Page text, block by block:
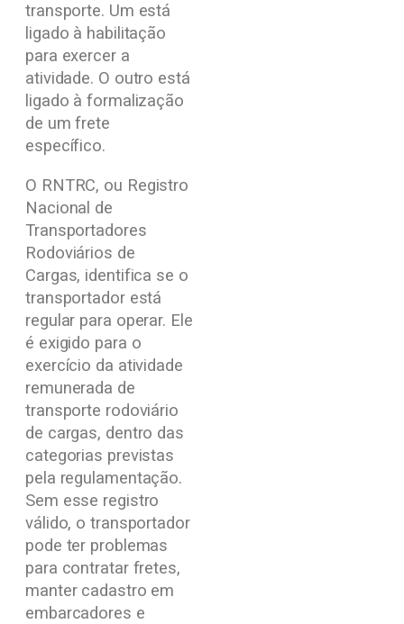
transporte. Um está
ligado à habilitação
para exercer a
atividade. O outro está
ligado à formalização
de um frete
específico.
O RNTRC, ou Registro
Nacional de
Transportadores
Rodoviários de
Cargas, identifica se o
transportador está
regular para operar. Ele
é exigido para o
exercício da atividade
remunerada de
transporte rodoviário
de cargas, dentro das
categorias previstas
pela regulamentação.
Sem esse registro
válido, o transportador
pode ter problemas
para contratar fretes,
manter cadastro em
embarcadores e